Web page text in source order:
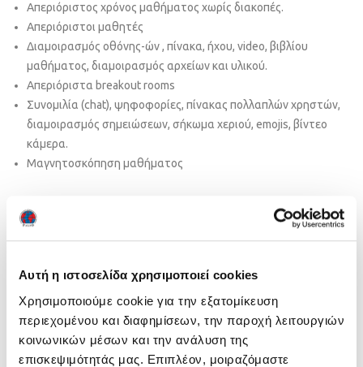
Αυτή η ιστοσελίδα χρησιμοποιεί cookies
Χρησιμοποιούμε cookie για την εξατομίκευση
περιεχομένου και διαφημίσεων, την παροχή λειτουργιών
κοινωνικών μέσων και την ανάλυση της
επισκεψιμότητάς μας. Επιπλέον, μοιραζόμαστε
Απεριόριστος χρόνος μαθήματος χωρίς διακοπές.
Απεριόριστοι μαθητές
Διαμοιρασμός οθόνης-ών , πίνακα, ήχου, video, βιβλίου
μαθήματος, διαμοιρασμός αρχείων και υλικού.
Απεριόριστα breakout rooms
Συνομιλία (chat), ψηφοφορίες, πίνακας πολλαπλών χρηστών,
διαμοιρασμός σημειώσεων, σήκωμα χεριού, emojis, βίντεο
κάμερα.
Μαγνητοσκόπηση μαθήματος
Πίνακας ελέγχου εκμάθησης (learning analytics)
Ποιος συμμετέχει στο μάθημά σας
Με τον Πίνακα ελέγχου (Learning Analytics), μπορείτε να
εντοπίσετε γρήγορα μαθητές που δυσκολεύονται και να τους